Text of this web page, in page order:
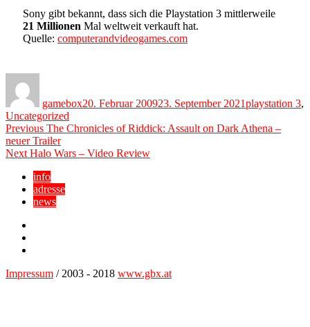
Sony gibt bekannt, dass sich die Playstation 3 mittlerweile
21 Millionen Mal weltweit verkauft hat.
Quelle: computerandvideogames.com
gamebox20. Februar 200923. September 2021playstation 3,
Uncategorized
Beitragsnavigation
Previous Previous
post:
The Chronicles of Riddick: Assault on Dark Athena –
neuer Trailer
Next Next
Halo Wars – Video Review
info
adresse
news
Impressum / 2003 - 2018 www.gbx.at